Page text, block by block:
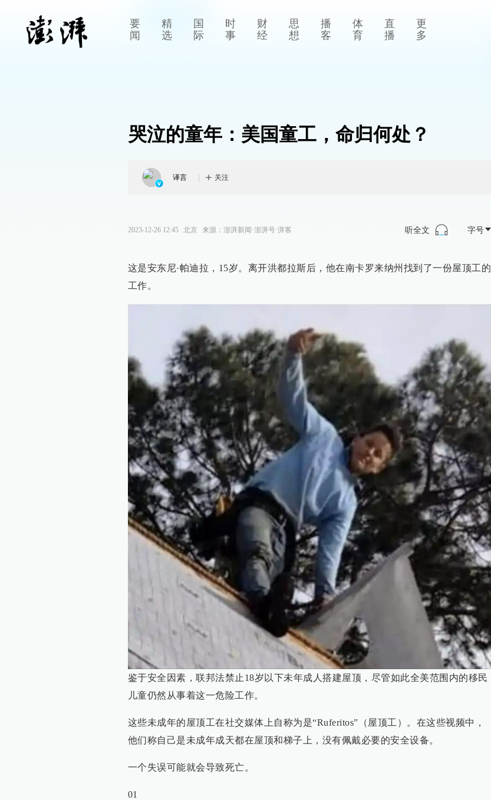
要
闻
精
选
国
际
时
事
财
经
思
想
播
客
体
育
直
播
更
多
哭泣的童年：美国童工，命归何处？
译言 关注
2023-12-26 12:45 北京 来源： 澎湃新闻·澎湃号·湃客 听全文 字号
这是安东尼·帕迪拉，15岁。离开洪都拉斯后，他在南卡罗来纳州找到了一份屋顶工的
工作。
鉴于安全因素，联邦法禁止18岁以下未年成人搭建屋顶，尽管如此全美范围内的移民
儿童仍然从事着这一危险工作。
这些未成年的屋顶工在社交媒体上自称为是“Ruferitos”（屋顶工）。在这些视频中，
他们称自己是未成年成天都在屋顶和梯子上，没有佩戴必要的安全设备。
一个失误可能就会导致死亡。
01